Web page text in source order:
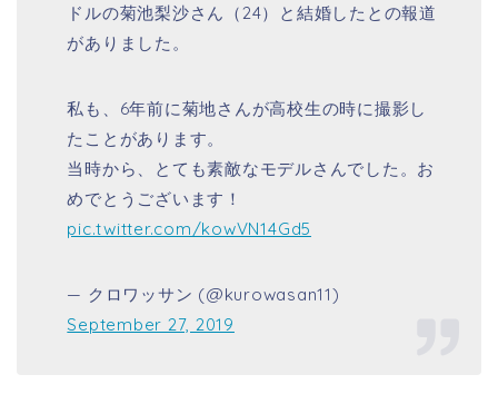
ドルの菊池梨沙さん（24）と結婚したとの報道
がありました。
私も、6年前に菊地さんが高校生の時に撮影し
たことがあります。
当時から、とても素敵なモデルさんでした。お
めでとうございます！
pic.twitter.com/kowVN14Gd5
— クロワッサン (@kurowasan11)
September 27, 2019